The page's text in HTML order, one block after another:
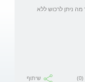
מה ניתן לרכוש ללא
(0) שיתוף